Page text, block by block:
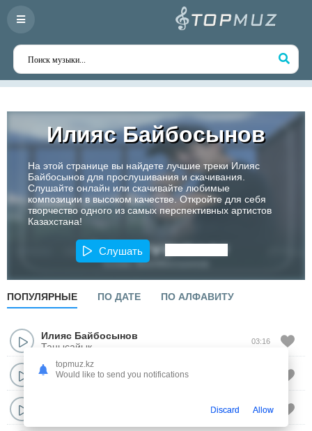
Илияс Байбосынов
На этой странице вы найдете лучшие треки Илияс
Байбосынов для прослушивания и скачивания.
Слушайте онлайн или скачивайте любимые
композиции в высоком качестве. Откройте для себя
творчество одного из самых перспективных артистов
Казахстана!
Слушать
ПОПУЛЯРНЫЕ ПО ДАТЕ ПО АЛФАВИТУ
Илияс Байбосынов
Танысайык
03:16
Илияс Байбосынов
Махаббат
Америка, Европа
03:11
topmuz.kz
Would like to send you notifications
Discard Allow